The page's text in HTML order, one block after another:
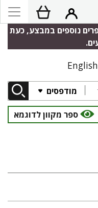
נוספים במבצע, כעת
English
מודפסים
ספר מקוון לדוגמא